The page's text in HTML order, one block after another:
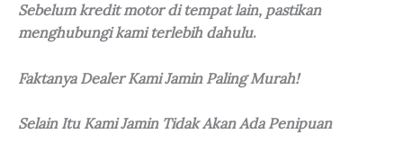
Sebelum kredit motor di tempat lain, pastikan
menghubungi kami terlebih dahulu.
Faktanya Dealer Kami Jamin Paling Murah!
Selain Itu Kami Jamin Tidak Akan Ada Penipuan